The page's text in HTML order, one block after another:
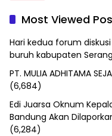
Most Viewed
Hari kedua forum
buruh kabupaten Serang
PT. MULIA ADHITAMA
(6,684)
Edi Juarsa Oknum
Bandung Akan
(6,284)